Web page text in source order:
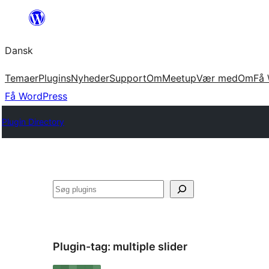
Spring
indhold
Dansk
TemaerPluginsNyhederSupportOmMeetupVær medOmFå
Få WordPress
Plugin Directory
Søg
Plugin-tag: multiple slider